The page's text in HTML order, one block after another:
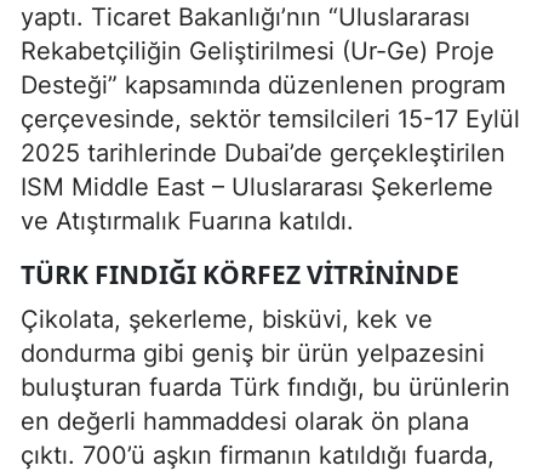
yaptı. Ticaret Bakanlığı’nın “Uluslararası
Rekabetçiliğin Geliştirilmesi (Ur-Ge) Proje
Desteği” kapsamında düzenlenen program
çerçevesinde, sektör temsilcileri 15-17 Eylül
2025 tarihlerinde Dubai’de gerçekleştirilen
ISM Middle East – Uluslararası Şekerleme
ve Atıştırmalık Fuarına katıldı.
TÜRK FINDIĞI KÖRFEZ VITRININDE
Çikolata, şekerleme, bisküvi, kek ve
dondurma gibi geniş bir ürün yelpazesini
buluşturan fuarda Türk fındığı, bu ürünlerin
en değerli hammaddesi olarak ön plana
çıktı. 700’ü aşkın firmanın katıldığı fuarda,